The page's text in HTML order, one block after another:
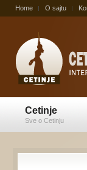
Home O sajtu
Cetinje
Sve o Cetinju